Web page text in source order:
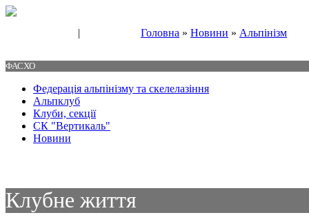
| Головна » Новини » Альпінізм
ФАСХО
Федерація альпінізму та скелелазіння
Альпклуб
Клуби, секції
СК "Вертикаль"
Новини
Клубне життя